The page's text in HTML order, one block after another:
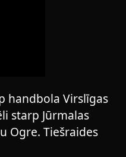
handbola Virslīgas
starp Jūrmalas
Ogre. Tiešraides